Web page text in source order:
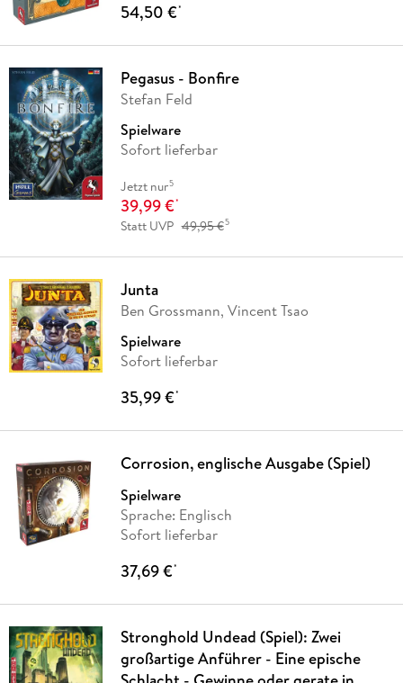
54,50 €*
Pegasus - Bonfire
Stefan Feld
Spielware
Sofort lieferbar
Jetzt nur5
39,99 €*
Statt UVP 49,95 €5
Junta
Ben Grossmann, Vincent Tsao
Spielware
Sofort lieferbar
35,99 €*
Corrosion, englische Ausgabe (Spiel)
Spielware
Sprache: Englisch
Sofort lieferbar
37,69 €*
Stronghold Undead (Spiel): Zwei
großartige Anführer - Eine epische